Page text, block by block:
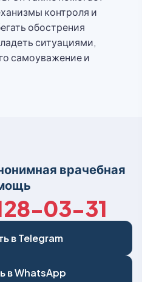
контроля и
обострения
ситуациями,
самоуважение и
врачебная
03-31
в Telegram
в WhatsApp